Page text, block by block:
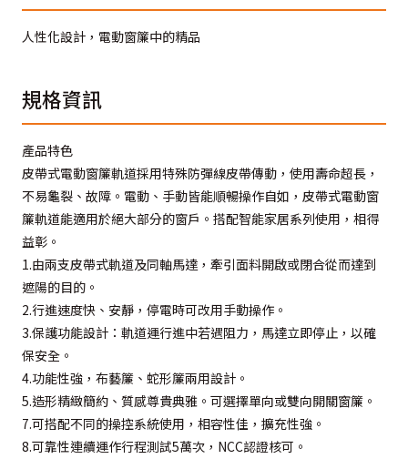
人性化設計，電動窗簾中的精品
規格資訊
產品特色
皮帶式電動窗簾軌道採用特殊防彈線皮帶傳動，使用壽命超長，
不易龜裂、故障。電動、手動皆能順暢操作自如，皮帶式電動窗
簾軌道能適用於絕大部分的窗戶。搭配智能家居系列使用，相得
益彰。
1.由兩支皮帶式軌道及同軸馬達，牽引面料開啟或閉合從而達到
遮陽的目的。
2.行進速度快、安靜，停電時可改用手動操作。
3.保護功能設計：軌道運行進中若遇阻力，馬達立即停止，以確
保安全。
4.功能性強，布藝簾、蛇形簾兩用設計。
5.造形精緻簡約、質感尊貴典雅。可選擇單向或雙向開關窗簾。
7.可搭配不同的操控系統使用，相容性佳，擴充性強。
8.可靠性連續運作行程測試5萬次，NCC認證核可。